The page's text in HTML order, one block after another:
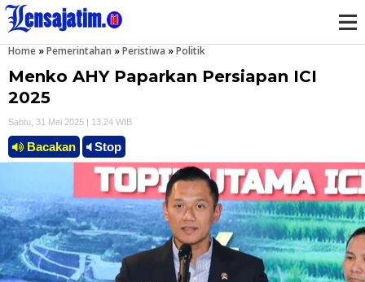
u
Home »Pemerintahan »Peristiwa »Politik
Menko AHY Paparkan Persiapan ICI
2025
Sabtu, 31 Mei 2025 | 13.24 WIB
Bacakan Stop